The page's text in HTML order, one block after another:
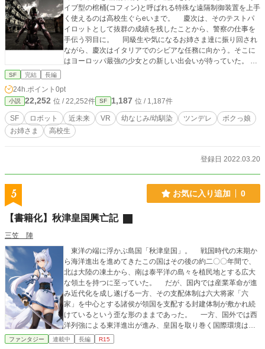
イブ型の棺桶(コフィン)と呼ばれる特殊な遠隔制御装置を上手
く使えるのは高校生ぐらeいまで。 慶次は、そのテストパ
イロットとして抜群の成績を残したことから、警察の仕事を
手伝う羽目に。 同級生や気になるお姉さま達に振り回され
ながら、慶次はイタリアでのシビアな任務に向かう。そこに
はヨーロッパ最強の少女との新しい出会いが待っていた。
銃で行いますが、格闘戦では剣が強い設定になっています。
ヒロインは、６人（＋敵２人）で、順番に登場してきま
す。みんなが主人公にベタ惚れというわけではありません
が、好意を寄せてくるラブコメ要素が含まれています。 現
在続編を執筆中ですので、よろしくお願いします！
SF 完結 長編
24h.ポイント 0pt
小説 22,252 位 / 22,252件 SF 1,187 位 / 1,187件
SF ロボット 近未来 VR 幼なじみ/幼馴染 ツンデレ
ボクっ娘
お姉さま
高校生
登録日 2022.03.20
5 お気に入り追加 0
【書籍化】秋津皇国興亡記
三笠 陣
東洋の端に浮かぶ島国「秋津皇国」。 戦国時代の末期か
ら海洋進出を進めてきたこの国はその後の約二〇〇年間で、
北は大陸の凍土から、南は泰平洋の島々を植民地とする広大
な領土を持つに至っていた。 だが、国内では産業革命が進
み近代化を成し遂げる一方、その支配体制は六大将家「六
家」を中心とする諸侯が領国を支配する封建体制が敷かれ続
けているという歪な形のままであった。 一方、国外では西
洋列強による東洋進出が進み、皇国を取り巻く国際環境は
徐々に緊張感を孕むものとなっていく。 六家の一つ、結城
ファンタジー 連載中 長編 R15